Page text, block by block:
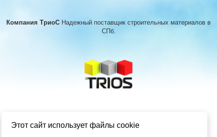
Компания ТриоС Надежный поставщик строительных материалов в
СПб.
Этот сайт использует файлы cookie